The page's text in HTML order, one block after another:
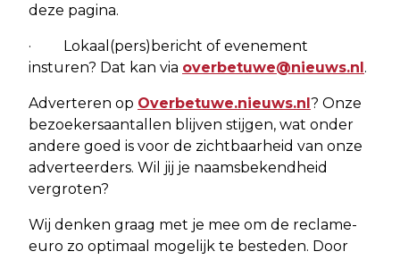
deze pagina.
· Lokaal(pers)bericht of evenement
insturen? Dat kan via overbetuwe@nieuws.nl.
Adverteren op Overbetuwe.nieuws.nl? Onze
bezoekersaantallen blijven stijgen, wat onder
andere goed is voor de zichtbaarheid van onze
adverteerders. Wil jij je naamsbekendheid
vergroten?
Wij denken graag met je mee om de reclame-
euro zo optimaal mogelijk te besteden. Door